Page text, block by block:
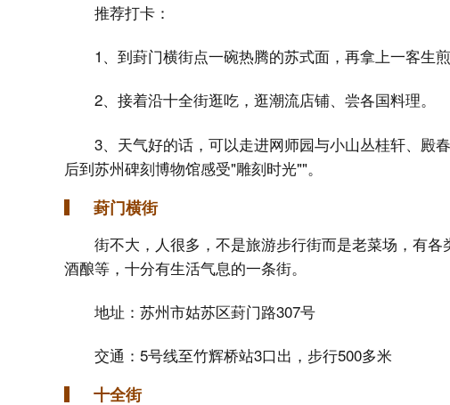
推荐打卡：
1、到葑门横街点一碗热腾的苏式面，再拿上一客生
2、接着沿十全街逛吃，逛潮流店铺、尝各国料理。
3、天气好的话，可以走进网师园与小山丛桂轩、殿
后到苏州碑刻博物馆感受"雕刻时光""。
葑门横街
街不大，人很多，不是旅游步行街而是老菜场，有各
酒酿等，十分有生活气息的一条街。
地址：苏州市姑苏区葑门路307号
交通：5号线至竹辉桥站3口出，步行500多米
十全街